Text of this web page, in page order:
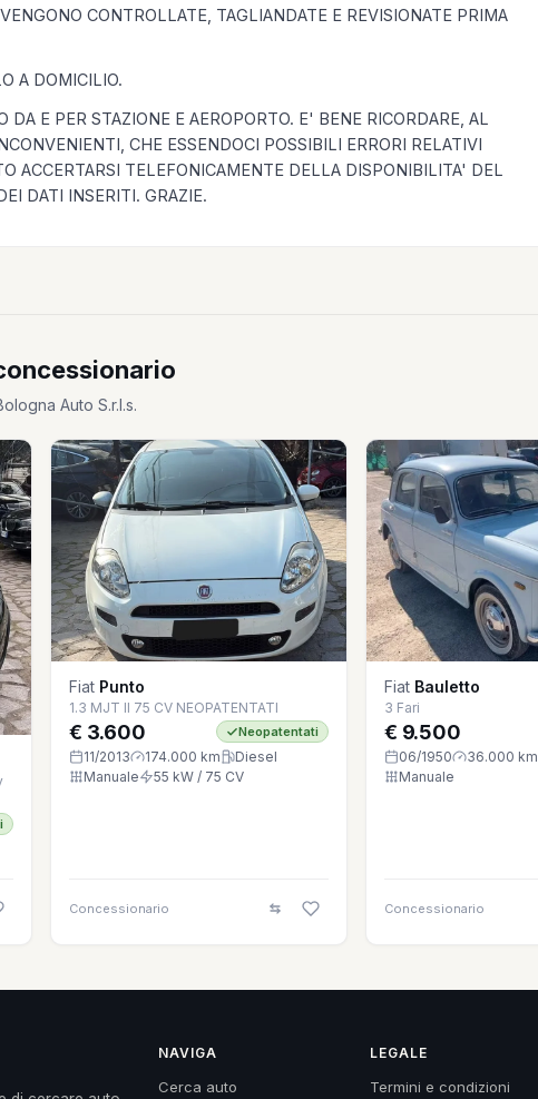
CONTROLLATE, TAGLIANDATE E REVISIONATE PRIMA
A DOMICILIO.
DA E PER STAZIONE E AEROPORTO. E' BENE RICORDARE, AL
CHE ESSENDOCI POSSIBILI ERRORI RELATIVI
ACCERTARSI TELEFONICAMENTE DELLA DISPONIBILITA' DEL
DATI INSERITI. GRAZIE.
Auto S.r.l.s.
Fiat Punto
1.3 MJT II 75 CV NEOPATENTATI
€ 3.600 Neopatentati
11/2013 174.000 km
Diesel
Manuale
55 kW / 75 CV
Concessionario
Fiat Bauletto
3 Fari
€ 9.500
06/1950 36.000 km
Manuale
Concessionario
NAVIGA
Cerca auto
LEGALE
Termini e condizioni